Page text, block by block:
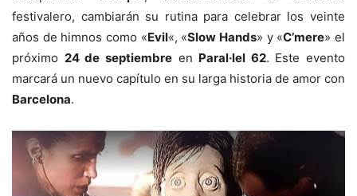
festivalero, cambiarán su rutina para celebrar los veinte
años de himnos como «Evil«, «Slow Hands» y «C’mere» el
próximo 24 de septiembreen Paral·lel 62. Este evento
marcará un nuevo capítulo en su larga historia de amor con
Barcelona.